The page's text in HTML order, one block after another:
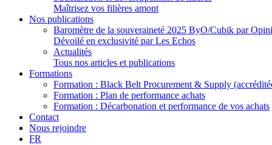
Maîtrisez vos filières amont
Nos publications
Baromètre de la souveraineté 2025 ByO/Cubik par
Dévoilé en exclusivité par Les Echos
Actualités
Tous nos articles et publications
Formations
Formation : Black Belt Procurement & Supply
Formation : Plan de performance achats
Formation : Décarbonation et performance de vos achats
Contact
Nous rejoindre
FR